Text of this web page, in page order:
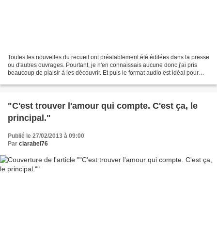
Toutes les nouvelles du recueil ont préalablement été éditées dans la presse
ou d'autres ouvrages. Pourtant, je n'en connaissais aucune donc j'ai pris
beaucoup de plaisir à les découvrir. Et puis le format audio est idéal pour
"C'est trouver l'amour qui compte. C'est ça, le
principal."
Publié le 27/02/2013 à 09:00
Par clarabel76